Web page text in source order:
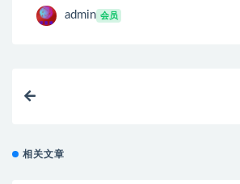
admin 会员
相关文章